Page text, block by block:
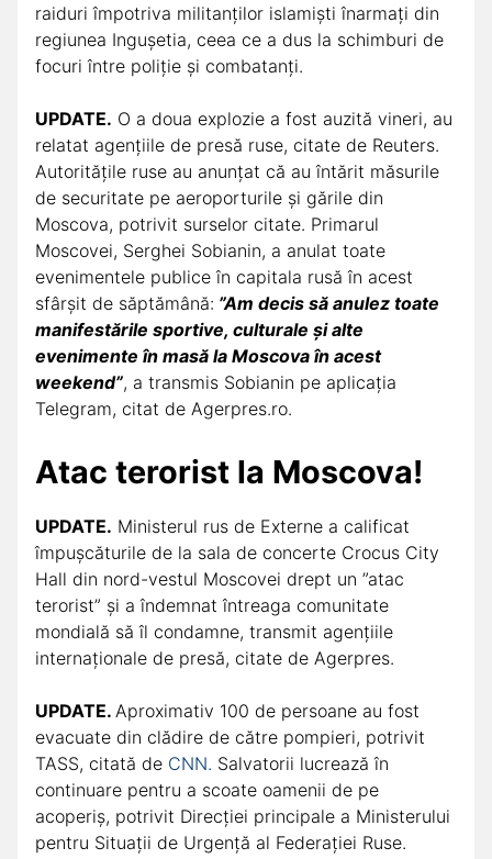
raiduri împotriva militanților islamiști înarmați din
regiunea Ingușetia, ceea ce a dus la schimburi de
focuri între poliție și combatanți.
UPDATE. O a doua explozie a fost auzită vineri, au
relatat agenţiile de presă ruse, citate de Reuters.
Autorităţile ruse au anunţat că au întărit măsurile
de securitate pe aeroporturile şi gările din
Moscova, potrivit surselor citate. Primarul
Moscovei, Serghei Sobianin, a anulat toate
evenimentele publice în capitala rusă în acest
sfârşit de săptămână: ”Am decis să anulez toate
manifestările sportive, culturale şi alte
evenimente în masă la Moscova în acest
weekend”, a transmis Sobianin pe aplicaţia
Telegram, citat de Agerpres.ro.
Atac terorist la Moscova!
UPDATE. Ministerul rus de Externe a calificat
împuşcăturile de la sala de concerte Crocus City
Hall din nord-vestul Moscovei drept un ”atac
terorist” şi a îndemnat întreaga comunitate
mondială să îl condamne, transmit agenţiile
internaţionale de presă, citate de Agerpres.
UPDATE. Aproximativ 100 de persoane au fost
evacuate din clădire de către pompieri, potrivit
TASS, citată de CNN. Salvatorii lucrează în
continuare pentru a scoate oamenii de pe
acoperiș, potrivit Direcției principale a Ministerului
pentru Situații de Urgență al Federației Ruse.